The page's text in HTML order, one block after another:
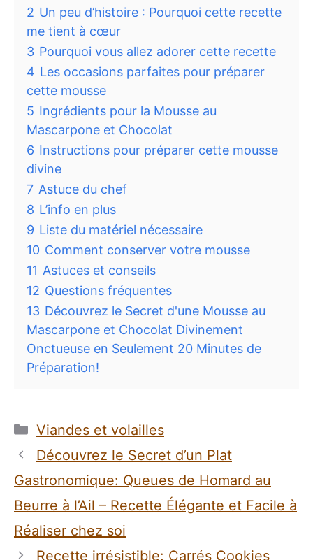
2 Un peu d’histoire : Pourquoi cette recette
me tient à cœur
3 Pourquoi vous allez adorer cette recette
4 Les occasions parfaites pour préparer
cette mousse
5 Ingrédients pour la Mousse au
Mascarpone et Chocolat
6 Instructions pour préparer cette mousse
divine
7 Astuce du chef
8 L’info en plus
9 Liste du matériel nécessaire
10 Comment conserver votre mousse
11 Astuces et conseils
12 Questions fréquentes
13 Découvrez le Secret d'une Mousse au
Mascarpone et Chocolat Divinement
Onctueuse en Seulement 20 Minutes de
Préparation!
Catégories
Viandes et volailles
Découvrez le Secret d’un Plat
Gastronomique: Queues de Homard au
Beurre à l’Ail – Recette Élégante et Facile à
Réaliser chez soi
Recette irrésistible: Carrés Cookies